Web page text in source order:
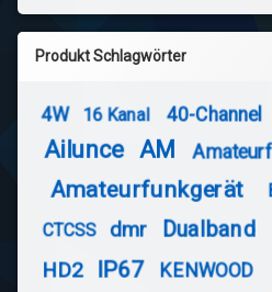
Produkt Schlagwörter
4W 16 Kanal 40-Channel
Ailunce AM
Amateurfunkgerät
CTCSS dmr Dualband
HD2 IP67 KENWOOD